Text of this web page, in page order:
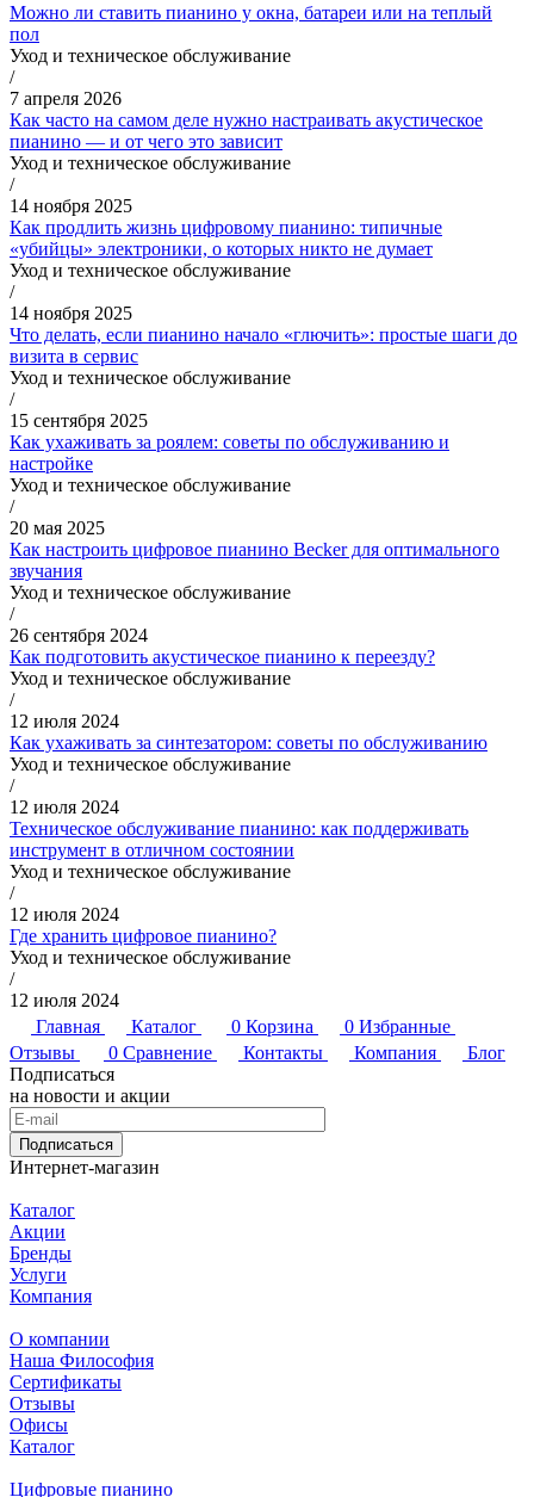
Можно ли ставить пианино у окна, батареи или на теплый
пол
Уход и техническое обслуживание
/
7 апреля 2026
Как часто на самом деле нужно настраивать акустическое
пианино — и от чего это зависит
Уход и техническое обслуживание
/
14 ноября 2025
Как продлить жизнь цифровому пианино: типичные
«убийцы» электроники, о которых никто не думает
Уход и техническое обслуживание
/
14 ноября 2025
Что делать, если пианино начало «глючить»: простые шаги до
визита в сервис
Уход и техническое обслуживание
/
15 сентября 2025
Как ухаживать за роялем: советы по обслуживанию и
настройке
Уход и техническое обслуживание
/
20 мая 2025
Как настроить цифровое пианино Becker для оптимального
звучания
Уход и техническое обслуживание
/
26 сентября 2024
Как подготовить акустическое пианино к переезду?
Уход и техническое обслуживание
/
12 июля 2024
Как ухаживать за синтезатором: советы по обслуживанию
Уход и техническое обслуживание
/
12 июля 2024
Техническое обслуживание пианино: как поддерживать
инструмент в отличном состоянии
Уход и техническое обслуживание
/
12 июля 2024
Где хранить цифровое пианино?
Уход и техническое обслуживание
/
12 июля 2024
Главная
Каталог 0 Корзина 0 Избранные
Отзывы
0 Сравнение Контакты Компания
Блог
Подписаться
на новости и акции
Подписаться
Интернет-магазин
Каталог
Акции
Бренды
Услуги
Компания
О компании
Наша Философия
Сертификаты
Отзывы
Офисы
Каталог
Цифровые пианино